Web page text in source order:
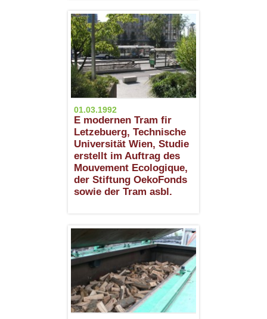
01.03.1992
E modernen Tram fir
Letzebuerg, Technische
Universität Wien, Studie
erstellt im Auftrag des
Mouvement Ecologique,
der Stiftung OekoFonds
sowie der Tram asbl.